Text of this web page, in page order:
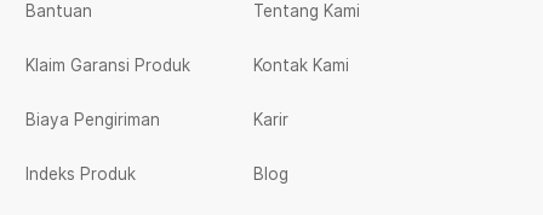
Bantuan
Klaim Garansi Produk
Biaya Pengiriman
Indeks Produk
Tentang Kami
Kontak Kami
Karir
Blog